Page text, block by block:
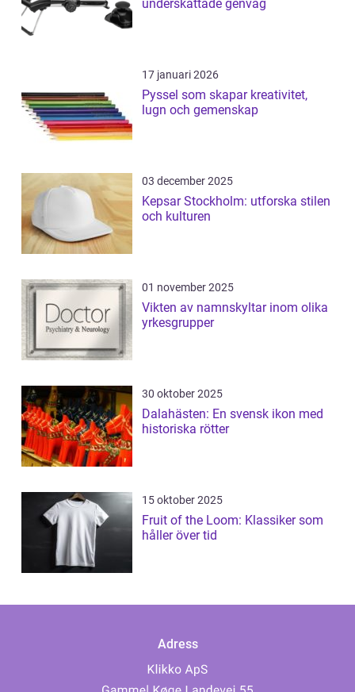
underskattade genväg
17 januari 2026
Pyssel som skapar kreativitet,
lugn och gemenskap
03 december 2025
Kepsar Stockholm: utforska stilen
och kulturen
01 november 2025
Vikten av namnskyltar inom olika
yrkesgrupper
30 oktober 2025
Dalahästen: En svensk ikon med
historiska rötter
15 oktober 2025
Fruit of the Loom: Klassiker som
håller över tid
Adress